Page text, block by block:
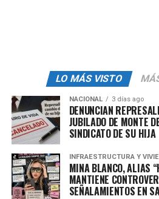
LO MÁS VISTO
NACIONAL 3 días ago
DENUNCIAN
JUBILADO DE MONTE
SINDICATO DE SU HIJA
INFRAESTRUCTURA Y
MINA BLANCO, ALIAS
MANTIENE
SEÑALAMIENTOS EN